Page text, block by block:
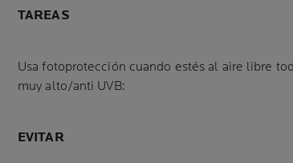
TAREAS
Usa fotoprotección cuando estés al aire libre
muy alto/anti UVB:
EVITAR